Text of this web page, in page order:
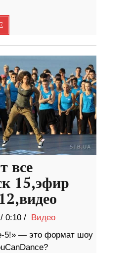
все
15,эфир
/ 0:10 /
Видео
5!» — это формат шоу